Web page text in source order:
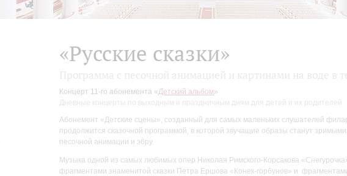
«Русские сказки»
Концерт 11-го абонемента «Детский альбом»
Дневные концерты по выходным и праздничным дням для детей и их родителей
Абонемент «Детские сцены», созданный для самых маленьких слушателей
продолжится сказочной программой, в которой звучащие образы станут зримыми
песочной анимации и эбру.
Музыка одной из самых любимых опер Николая Римского-Корсакова
фрагментами знаменитой сказки Петра Ершова «Конек-горбунов» и